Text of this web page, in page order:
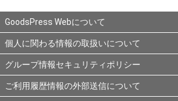
GoodsPress Webについて
個人に関わる情報の取扱いについて
グループ情報セキュリティポリシー
ご利用履歴情報の外部送信について